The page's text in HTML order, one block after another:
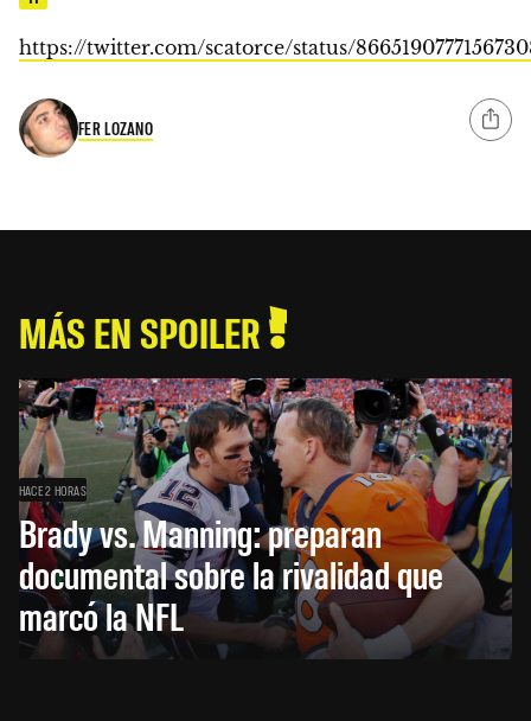
https://twitter.com/scatorce/status/
FER LOZANO
MÁS EN SPOILER
HACE 2 HORAS
Brady vs. Manning: preparan
documental sobre la rivalidad que
marcó la NFL